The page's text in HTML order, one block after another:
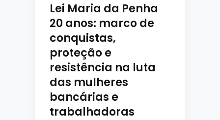
Lei Maria da Penha
20 anos: marco de
conquistas,
proteção e
resistência na luta
das mulheres
bancárias e
trabalhadoras